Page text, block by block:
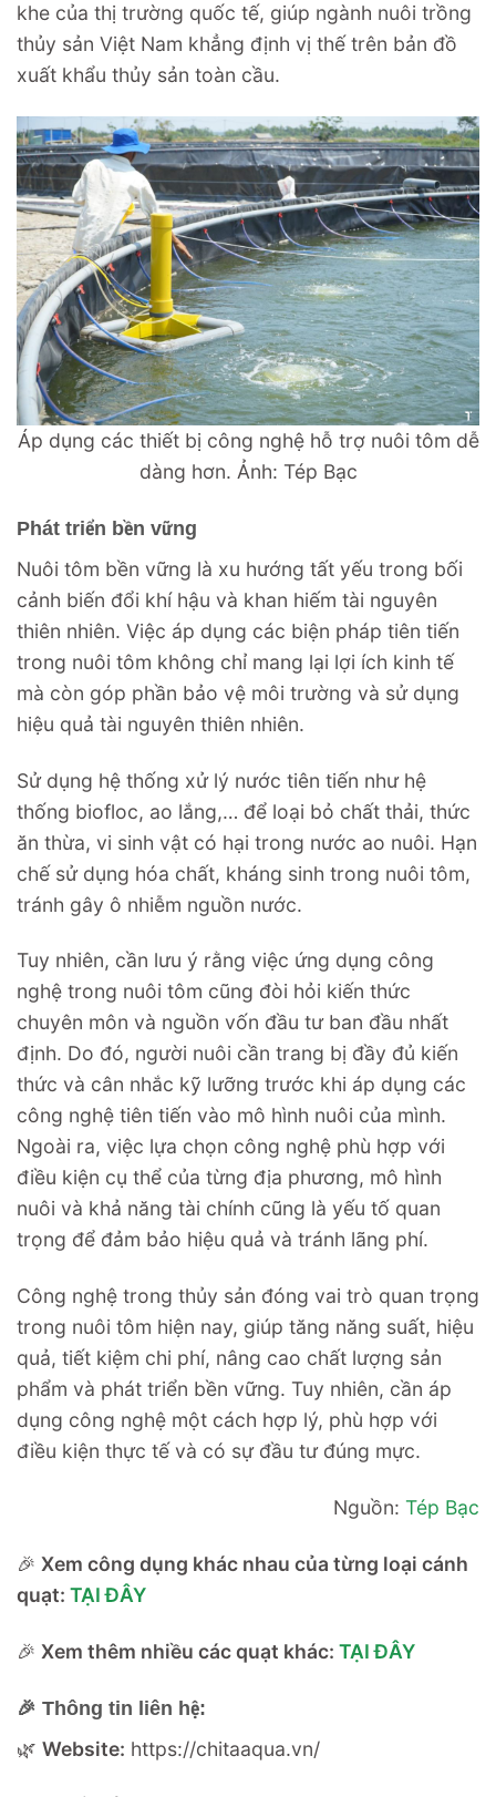
khe của thị trường quốc tế, giúp ngành nuôi trồng
thủy sản Việt Nam khẳng định vị thế trên bản đồ
xuất khẩu thủy sản toàn cầu.
Áp dụng các thiết bị công nghệ hỗ trợ nuôi tôm dễ
dàng hơn. Ảnh: Tép Bạc
Phát triển bền vững
Nuôi tôm bền vững là xu hướng tất yếu trong bối
cảnh biến đổi khí hậu và khan hiếm tài nguyên
thiên nhiên. Việc áp dụng các biện pháp tiên tiến
trong nuôi tôm không chỉ mang lại lợi ích kinh tế
mà còn góp phần bảo vệ môi trường và sử dụng
hiệu quả tài nguyên thiên nhiên.
Sử dụng hệ thống xử lý nước tiên tiến như hệ
thống biofloc, ao lắng,… để loại bỏ chất thải, thức
ăn thừa, vi sinh vật có hại trong nước ao nuôi. Hạn
chế sử dụng hóa chất, kháng sinh trong nuôi tôm,
tránh gây ô nhiễm nguồn nước.
Tuy nhiên, cần lưu ý rằng việc ứng dụng công
nghệ trong nuôi tôm cũng đòi hỏi kiến thức
chuyên môn và nguồn vốn đầu tư ban đầu nhất
định. Do đó, người nuôi cần trang bị đầy đủ kiến
thức và cân nhắc kỹ lưỡng trước khi áp dụng các
công nghệ tiên tiến vào mô hình nuôi của mình.
Ngoài ra, việc lựa chọn công nghệ phù hợp với
điều kiện cụ thể của từng địa phương, mô hình
nuôi và khả năng tài chính cũng là yếu tố quan
trọng để đảm bảo hiệu quả và tránh lãng phí.
Công nghệ trong thủy sản đóng vai trò quan trọng
trong nuôi tôm hiện nay, giúp tăng năng suất, hiệu
quả, tiết kiệm chi phí, nâng cao chất lượng sản
phẩm và phát triển bền vững. Tuy nhiên, cần áp
dụng công nghệ một cách hợp lý, phù hợp với
điều kiện thực tế và có sự đầu tư đúng mực.
Nguồn: Tép Bạc
🎉 Xem công dụng khác nhau của từng loại cánh
quạt: TẠI ĐÂY
🎉 Xem thêm nhiều các quạt khác: TẠI ĐÂY
🎉 Thông tin liên hệ:
🌿 Website: https://chitaaqua.vn/